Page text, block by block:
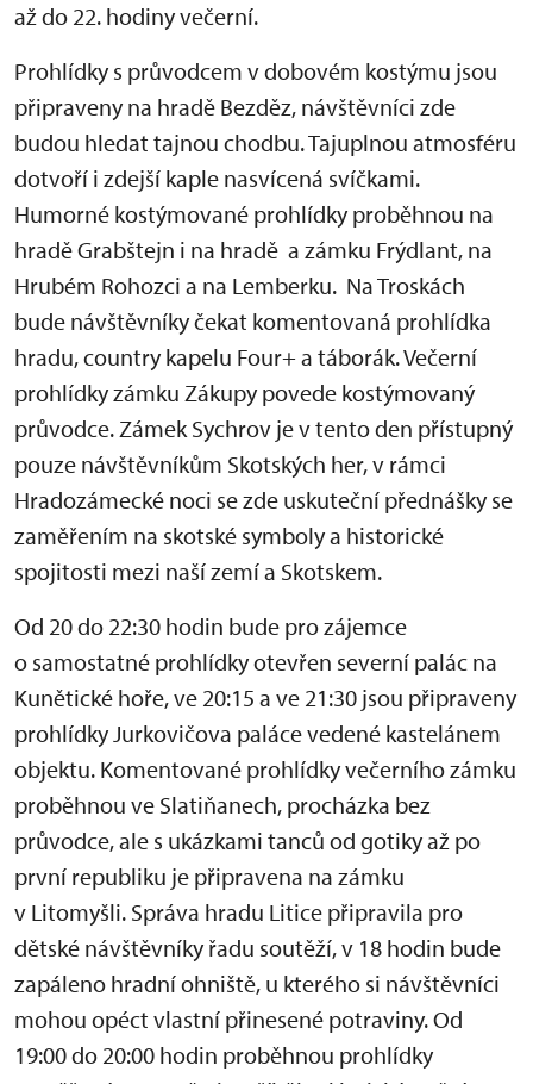
až do 22. hodiny večerní.
Prohlídky s průvodcem v dobovém kostýmu jsou
připraveny na hradě Bezděz, návštěvníci zde
budou hledat tajnou chodbu. Tajuplnou atmosféru
dotvoří i zdejší kaple nasvícená svíčkami.
Humorné kostýmované prohlídky proběhnou na
hradě Grabštejn i na hradě a zámku Frýdlant, na
Hrubém Rohozci a na Lemberku. Na Troskách
bude návštěvníky čekat komentovaná prohlídka
hradu, country kapelu Four+ a táborák. Večerní
prohlídky zámku Zákupy povede kostýmovaný
průvodce. Zámek Sychrov je v tento den přístupný
pouze návštěvníkům Skotských her, v rámci
Hradozámecké noci se zde uskuteční přednášky se
zaměřením na skotské symboly a historické
spojitosti mezi naší zemí a Skotskem.
Od 20 do 22:30 hodin bude pro zájemce
o samostatné prohlídky otevřen severní palác na
Kunětické hoře, ve 20:15 a ve 21:30 jsou připraveny
prohlídky Jurkovičova paláce vedené kastelánem
objektu. Komentované prohlídky večerního zámku
proběhnou ve Slatiňanech, procházka bez
průvodce, ale s ukázkami tanců od gotiky až po
první republiku je připravena na zámku
v Litomyšli. Správa hradu Litice připravila pro
dětské návštěvníky řadu soutěží, v 18 hodin bude
zapáleno hradní ohniště, u kterého si návštěvníci
mohou opéct vlastní přinesené potraviny. Od
19:00 do 20:00 hodin proběhnou prohlídky